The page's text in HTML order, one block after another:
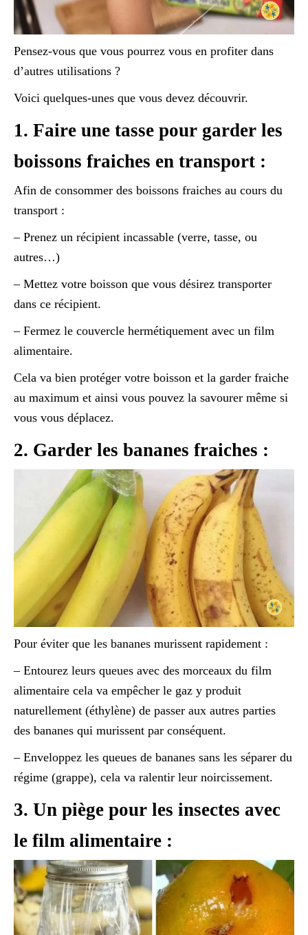
Pensez-vous que vous pourrez vous en profiter dans
d’autres utilisations ?
Voici quelques-unes que vous devez découvrir.
1. Faire une tasse pour garder les
boissons fraiches en transport :
Afin de consommer des boissons fraiches au cours du
transport :
– Prenez un récipient incassable (verre, tasse, ou
autres…)
– Mettez votre boisson que vous désirez transporter
dans ce récipient.
– Fermez le couvercle hermétiquement avec un film
alimentaire.
Cela va bien protéger votre boisson et la garder fraiche
au maximum et ainsi vous pouvez la savourer même si
vous vous déplacez.
2. Garder les bananes fraiches :
Pour éviter que les bananes murissent rapidement :
– Entourez leurs queues avec des morceaux du film
alimentaire cela va empêcher le gaz y produit
naturellement (éthylène) de passer aux autres parties
des bananes qui murissent par conséquent.
– Enveloppez les queues de bananes sans les séparer du
régime (grappe), cela va ralentir leur noircissement.
3. Un piège pour les insectes avec
le film alimentaire :